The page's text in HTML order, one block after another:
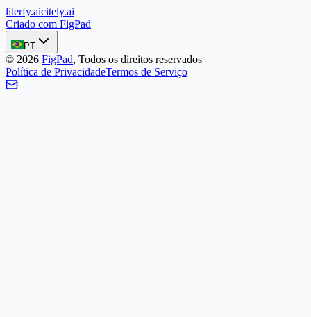
literfy.aicitely.ai
Criado com FigPad
PT
© 2026 FigPad, Todos os direitos reservados
Política de PrivacidadeTermos de Serviço